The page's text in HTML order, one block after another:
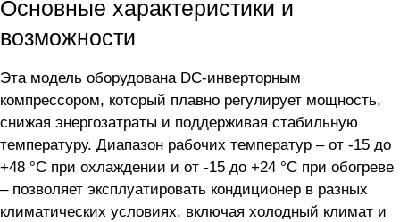
Основные характеристики и
возможности
Эта модель оборудована DC-инверторным
компрессором, который плавно регулирует мощность,
снижая энергозатраты и поддерживая стабильную
температуру. Диапазон рабочих температур – от -15 до
+48 °C при охлаждении и от -15 до +24 °C при обогреве
– позволяет эксплуатировать кондиционер в разных
климатических условиях, включая холодный климат и